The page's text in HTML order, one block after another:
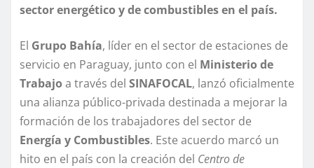
sector energético y de combustibles en el país.
El Grupo Bahía, líder en el sector de estaciones de
servicio en Paraguay, junto con el Ministerio de
Trabajo a través del SINAFOCAL, lanzó oficialmente
una alianza público-privada destinada a mejorar la
formación de los trabajadores del sector de
Energía y Combustibles. Este acuerdo marcó un
hito en el país con la creación del Centro de